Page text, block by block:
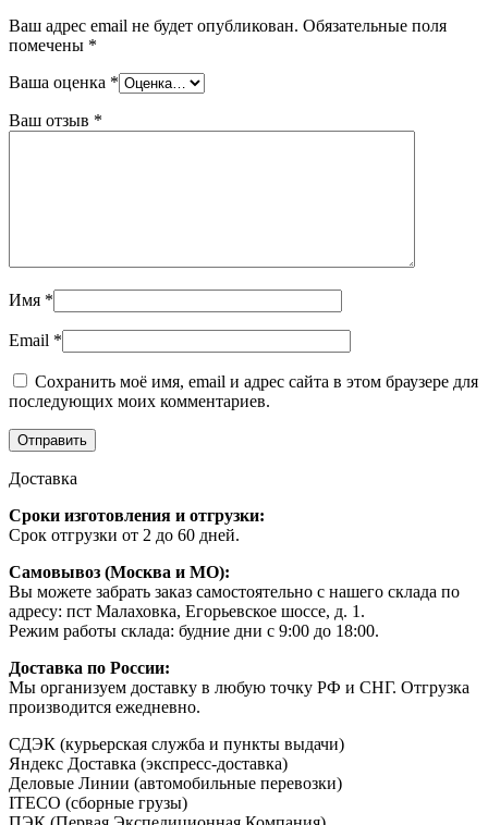
Ваш адрес email не будет опубликован. Обязательные поля
помечены *
Ваша оценка *
Ваш отзыв *
Имя *
Email *
Сохранить моё имя, email и адрес сайта в этом браузере для
последующих моих комментариев.
Доставка
Сроки изготовления и отгрузки:
Срок отгрузки от 2 до 60 дней.
Самовывоз (Москва и МО):
Вы можете забрать заказ самостоятельно с нашего склада по
адресу: пст Малаховка, Егорьевское шоссе, д. 1.
Режим работы склада: будние дни с 9:00 до 18:00.
Доставка по России:
Мы организуем доставку в любую точку РФ и СНГ. Отгрузка
производится ежедневно.
СДЭК (курьерская служба и пункты выдачи)
Яндекс Доставка (экспресс-доставка)
Деловые Линии (автомобильные перевозки)
ITECO (сборные грузы)